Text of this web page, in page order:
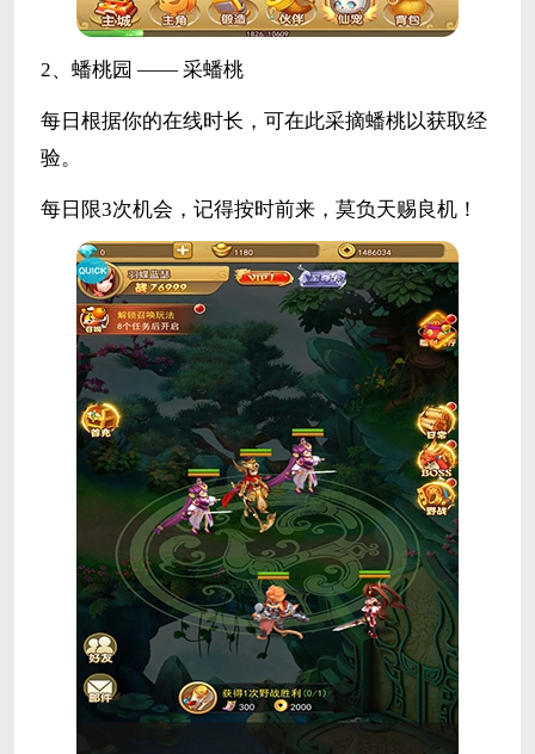
2、蟠桃园 —— 采蟠桃
每日根据你的在线时长，可在此采摘蟠桃以获取经
验。
每日限3次机会，记得按时前来，莫负天赐良机！